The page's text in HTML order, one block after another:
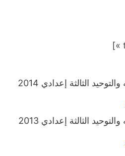
الإمتحان الجهوي في الفقه والتوحيد الثالثة إعدادي 2014
الإمتحان الجهوي في الفقه والتوحيد الثالثة إعدادي 2013